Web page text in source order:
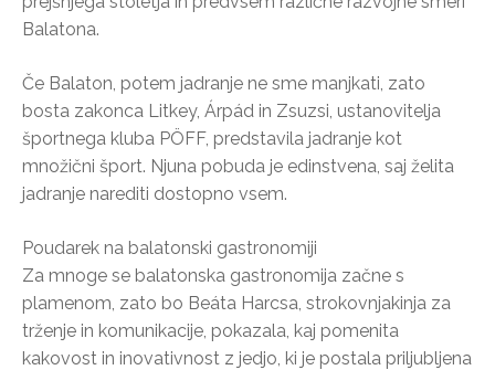
Balatona.
Če Balaton, potem jadranje ne sme manjkati, zato
bosta zakonca Litkey, Árpád in Zsuzsi, ustanovitelja
športnega kluba PÖFF, predstavila jadranje kot
množični šport. Njuna pobuda je edinstvena, saj želita
jadranje narediti dostopno vsem.
Poudarek na balatonski gastronomiji
Za mnoge se balatonska gastronomija začne s
plamenom, zato bo Beáta Harcsa, strokovnjakinja za
trženje in komunikacije, pokazala, kaj pomenita
kakovost in inovativnost z jedjo, ki je postala priljubljena